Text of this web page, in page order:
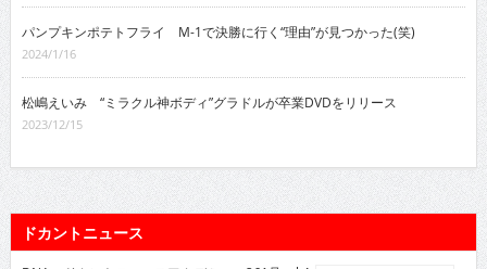
パンプキンポテトフライ M-1で決勝に行く“理由”が見つかった(笑)
2024/1/16
松嶋えいみ “ミラクル神ボディ”グラドルが卒業DVDをリリース
2023/12/15
ドカントニュース